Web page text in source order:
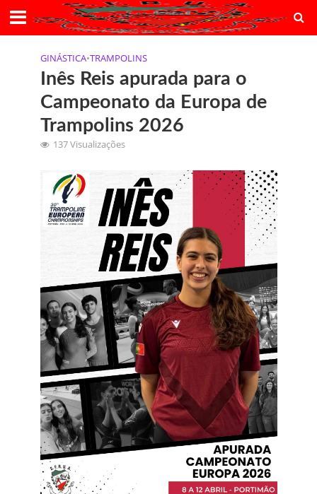
GINÁSTICA•TRAMPOLINS
Inês Reis apurada para o
Campeonato da Europa de
Trampolins 2026
137 Visualizações